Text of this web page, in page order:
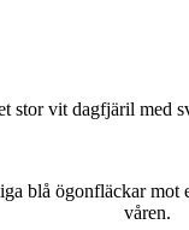
vit dagfjäril med
blå ögonfläckar
våren.